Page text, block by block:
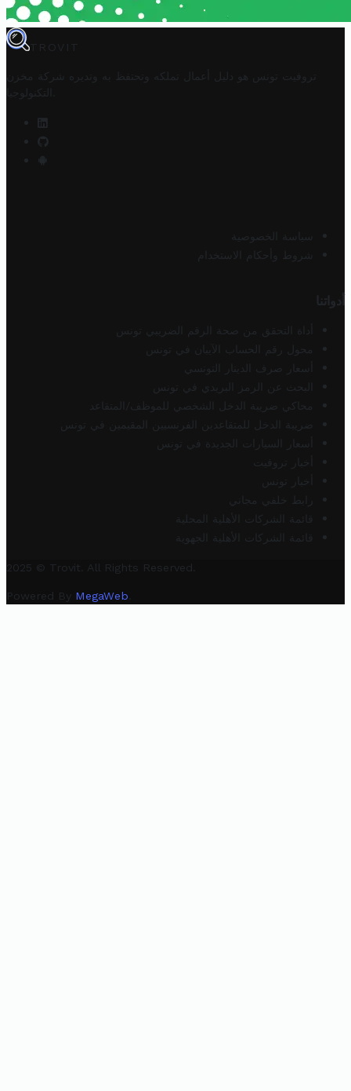
TROVIT
تروفيت تونس هو دليل أعمال تملكه وتحتفظ به وتديره
شركة مخزن
التكنولوجيا
سياسة الخصوصية
شروط وأحكام الاستخدام
أدواتنا
أداة التحقق من صحة الرقم الضريبي تونس
محول رقم الحساب الآيبان في تونس
أسعار صرف الدينار التونسي
البحث عن الرمز البريدي في تونس
محاكي ضريبة الدخل الشخصي للموظف/المتقاعد
ضريبة الدخل للمتقاعدين الفرنسيين المقيمين في تونس
أسعار السيارات الجديدة في تونس
أخبار تروفيت
أخبار تونس
رابط خلفي مجاني
قائمة الشركات الأهلية المحلية
قائمة الشركات الأهلية الجهوية
2025 © Trovit. All Rights Reserved.
Powered By MegaWeb